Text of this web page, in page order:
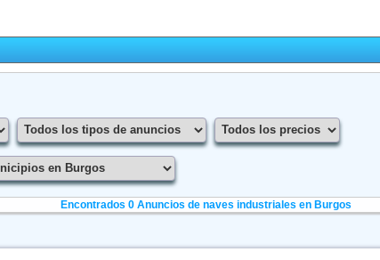
Encontrados 0Anuncios de naves industriales en Burgos